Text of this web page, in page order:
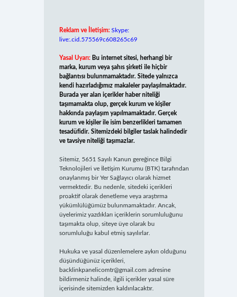
Reklam ve İletişim: Skype:
live:.cid.575569c608265c69
Yasal Uyarı: Bu internet sitesi, herhangi bir
marka, kurum veya şahıs şirketi ile hiçbir
bağlantısı bulunmamaktadır. Sitede yalnızca
kendi hazırladığımız makaleler paylaşılmaktadır.
Burada yer alan içerikler haber niteliği
taşımamakta olup, gerçek kurum ve kişiler
hakkında paylaşım yapılmamaktadır. Gerçek
kurum ve kişiler ile isim benzerlikleri tamamen
tesadüfidir. Sitemizdeki bilgiler taslak halindedir
ve tavsiye niteliği taşımazlar.
Sitemiz, 5651 Sayılı Kanun gereğince Bilgi
Teknolojileri ve İletişim Kurumu (BTK) tarafından
onaylanmış bir Yer Sağlayıcı olarak hizmet
vermektedir. Bu nedenle, sitedeki içerikleri
proaktif olarak denetleme veya araştırma
yükümlülüğümüz bulunmamaktadır. Ancak,
üyelerimiz yazdıkları içeriklerin sorumluluğunu
taşımakta olup, siteye üye olarak bu
sorumluluğu kabul etmiş sayılırlar.
Hukuka ve yasal düzenlemelere aykırı olduğunu
düşündüğünüz içerikleri,
backlinkpanelicomtr@gmail.com adresine
bildirmeniz halinde, ilgili içerikler yasal süre
içerisinde sitemizden kaldırılacaktır.